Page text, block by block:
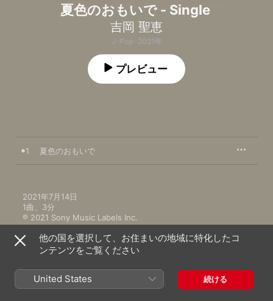
夏色のおもいで - Single
吉岡 聖恵
J-Pop · 2021年
プレビュー
1 夏色のおもいで
2021年7月14日
1曲、3分
℗ 2021 Sony Music Labels Inc.
ミュージックビデオ
他の国を選択して、お住まいの地域に特化したコ
ンテンツをご覧ください
United States 続ける